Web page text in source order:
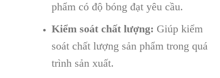
phẩm có độ bóng đạt yêu cầu.
Kiểm soát chất lượng: Giúp kiểm
soát chất lượng sản phẩm trong quá
trình sản xuất.